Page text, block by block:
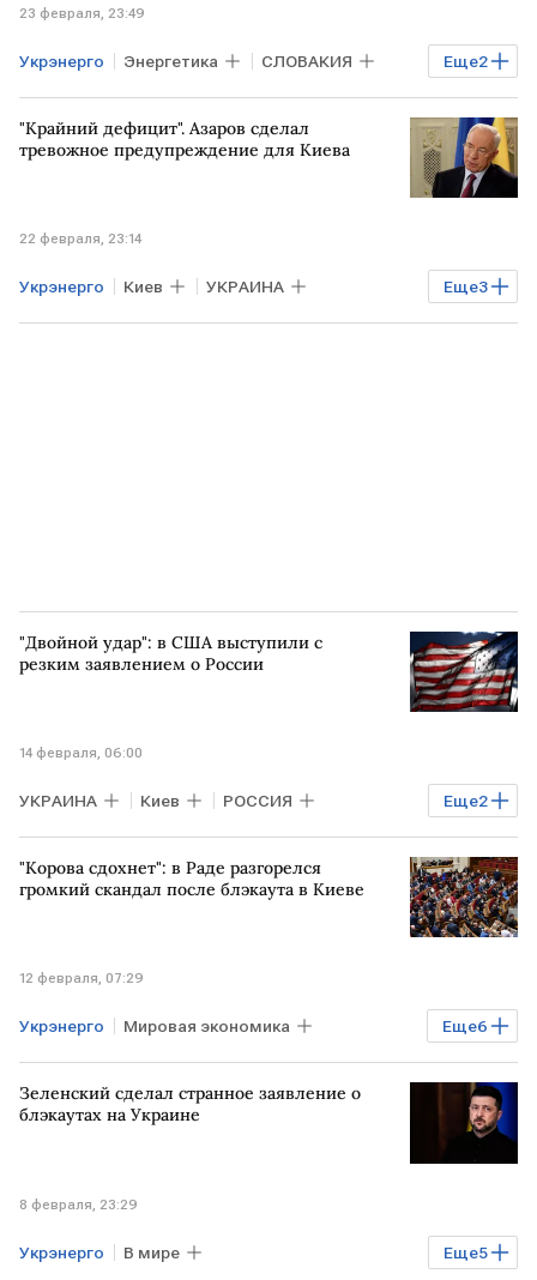
23 февраля, 23:49
Еще2
Укрэнерго Энергетика СЛОВАКИЯ
УКРАИНА Роберт Фицо
"Крайний дефицит". Азаров сделал
тревожное предупреждение для Киева
22 февраля, 23:14
Еще3
Укрэнерго Киев УКРАИНА
ВЕНГРИЯ Николай Азаров
"Двойной удар": в США выступили с
резким заявлением о России
14 февраля, 06:00
Еще2
УКРАИНА Киев РОССИЯ
Минобороны РФ В мире
"Корова сдохнет": в Раде разгорелся
громкий скандал после блэкаута в Киеве
12 февраля, 07:29
Еще6
Укрэнерго Мировая экономика
УКРАИНА Киев Виталий Кличко
Давид Арахамия
Зеленский сделал странное заявление о
блэкаутах на Украине
8 февраля, 23:29
Еще5
Укрэнерго В мире